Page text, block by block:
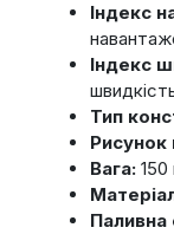
Індекс
Індекс
Тип
Рисунок
Вага:150
Паливна